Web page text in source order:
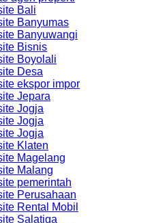
Bali
Banyumas
Banyuwangi
Bisnis
Boyolali
Desa
ekspor impor
Jepara
Jogja
Jogja
Jogja
Klaten
Magelang
Malang
pemerintah
Perusahaan
Rental Mobil
Salatiga